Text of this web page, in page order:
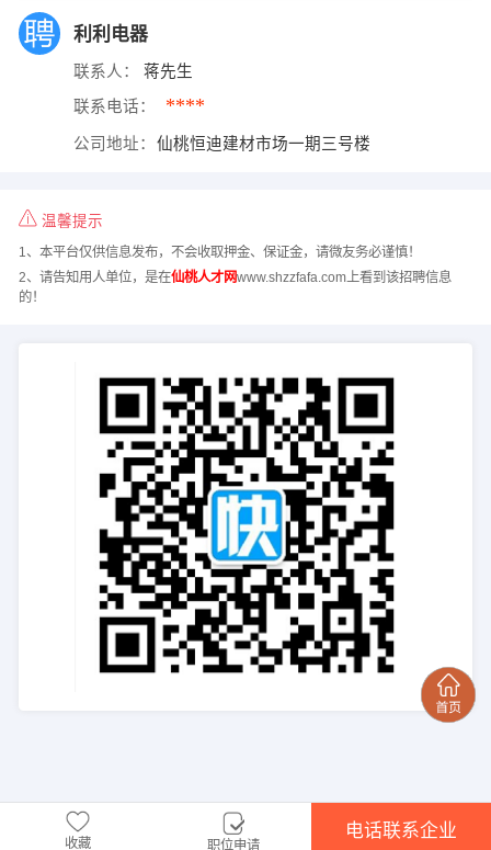
利利电器
联系人： 蒋先生
联系电话： ****
公司地址： 仙桃恒迪建材市场一期三号楼
温馨提示
1、本平台仅供信息发布，不会收取押金、保证金，请微友务必谨慎！
2、请告知用人单位，是在仙桃人才网www.shzzfafa.com上看到该招聘信息
的！
收藏 职位申请
电话联系企业